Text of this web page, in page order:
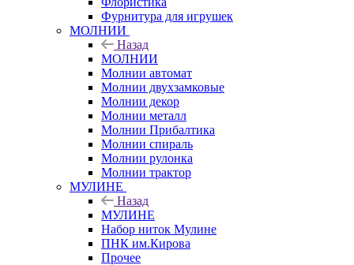
Фурнитура для игрушек
МОЛНИИ
Назад
МОЛНИИ
Молнии автомат
Молнии двухзамковые
Молнии декор
Молнии металл
Молнии Прибалтика
Молнии спираль
Молнии рулонка
Молнии трактор
МУЛИНЕ
Назад
МУЛИНЕ
Набор ниток Мулине
ПНК им.Кирова
Прочее